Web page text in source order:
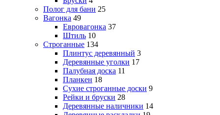
Полог для бани 25
Вагонка 49
Евровагонка 37
Штиль 10
Строганные 134
Плинтус деревянный 3
Деревянные уголки 17
Палубная доска 11
Планкен 18
Сухие строганные доски 9
Рейки и бруски 28
Деревянные наличники 14